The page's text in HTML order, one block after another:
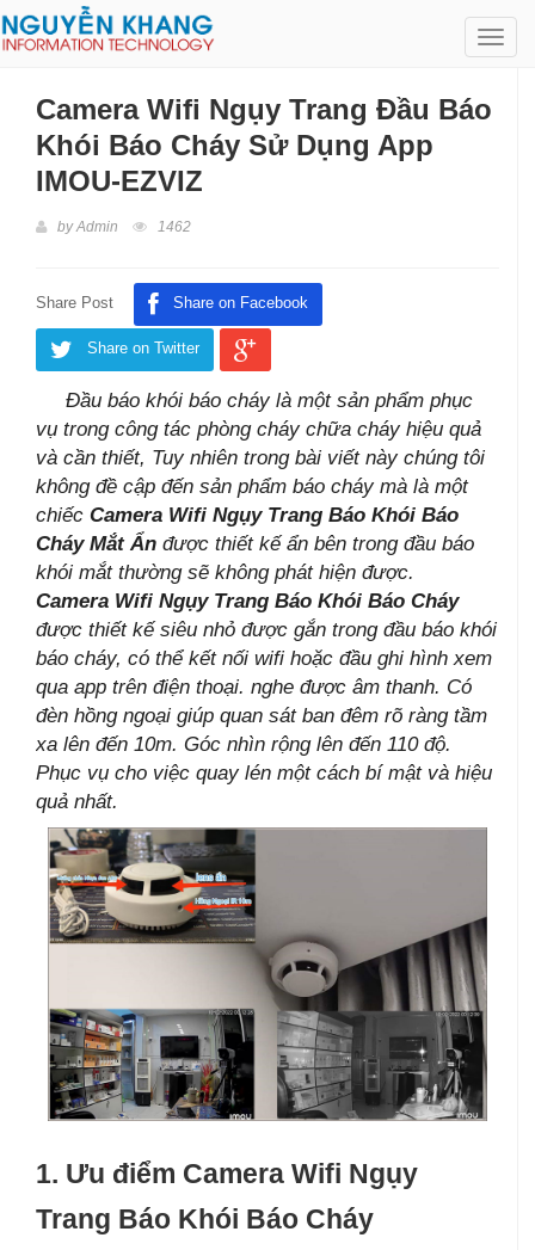
Camera Wifi Ngụy Trang Đầu Báo
Khói Báo Cháy Sử Dụng App
IMOU-EZVIZ
byAdmin 1462
Share Post Share on Facebook
Share on Twitter
Đầu báo khói báo cháy là một sản phẩm phục
vụ trong công tác phòng cháy chữa cháy hiệu quả
và cần thiết, Tuy nhiên trong bài viết này chúng tôi
không đề cập đến sản phẩm báo cháy mà là một
chiếc Camera Wifi Ngụy Trang Báo Khói Báo
Cháy Mắt Ẩn được thiết kế ẩn bên trong đầu báo
khói mắt thường sẽ không phát hiện được.
Camera Wifi Ngụy Trang Báo Khói Báo Cháy
được thiết kế siêu nhỏ được gắn trong đầu báo khói
báo cháy, có thể kết nối wifi hoặc đầu ghi hình xem
qua app trên điện thoại. nghe được âm thanh. Có
đèn hồng ngoại giúp quan sát ban đêm rõ ràng tầm
xa lên đến 10m. Góc nhìn rộng lên đến 110 độ.
Phục vụ cho việc quay lén một cách bí mật và hiệu
quả nhất.
1. Ưu điểm Camera Wifi Ngụy
Trang Báo Khói Báo Cháy